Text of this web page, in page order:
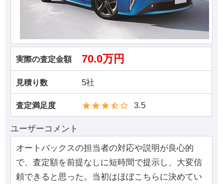
実際の査定金額 70.0万円
見積り数 5社
査定満足度 3.5
ユーザーコメント
オートバックスの担当者の対応や説明が良心的
で、査定額を前提なしに短時間で提示し、大変信
頼できると思った。当初はほぼこちらに決めてい